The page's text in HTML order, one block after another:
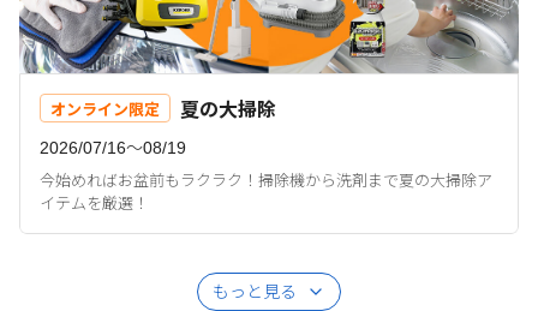
オンライン限定 夏の大掃除
2026/07/16〜08/19
今始めればお盆前もラクラク！掃除機から洗剤まで夏の大掃除ア
イテムを厳選！
もっと見る